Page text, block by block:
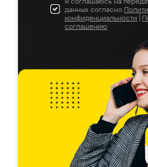
Я соглашаюсь на
данных согласно
конфиденциальности
соглашению